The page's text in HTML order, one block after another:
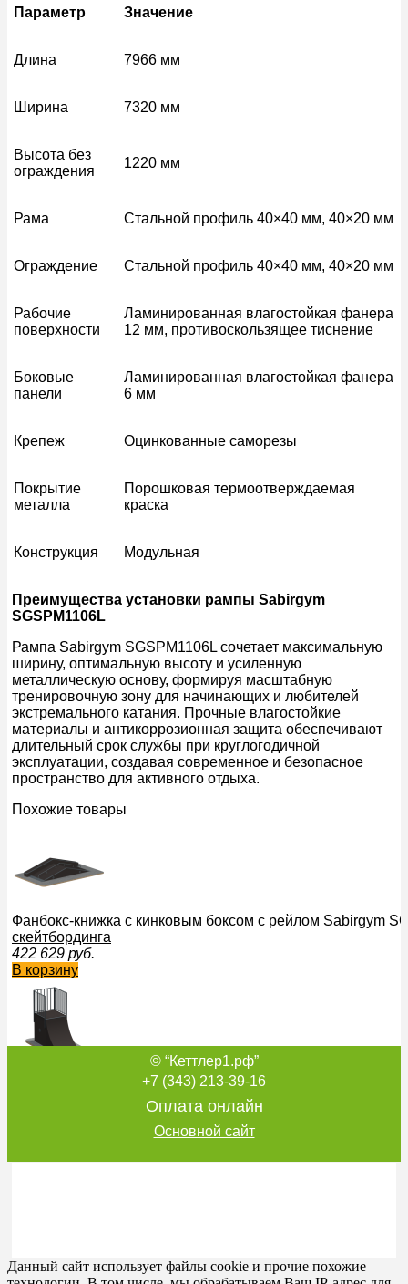
Параметр Значение
Длина 7966 мм
Ширина 7320 мм
Высота без
ограждения
1220 мм
Рама Стальной профиль 40×40 мм, 40×20 мм
Ограждение Стальной профиль 40×40 мм, 40×20 мм
Рабочие
поверхности
Ламинированная влагостойкая фанера
12 мм, противоскользящее тиснение
Боковые
панели
Ламинированная влагостойкая фанера
6 мм
Крепеж Оцинкованные саморезы
Покрытие
металла
Порошковая термоотверждаемая
краска
Конструкция Модульная
Преимущества установки рампы Sabirgym
SGSPM1106L
Рампа Sabirgym SGSPM1106L сочетает максимальную
ширину, оптимальную высоту и усиленную
металлическую основу, формируя масштабную
тренировочную зону для начинающих и любителей
экстремального катания. Прочные влагостойкие
материалы и антикоррозионная защита обеспечивают
длительный срок службы при круглогодичной
эксплуатации, создавая современное и безопасное
пространство для активного отдыха.
Похожие товары
Фанбокс-книжка с кинковым боксом с рейлом Sabirgym
скейтбординга
422 629 руб.
В корзину
Радиус Sabirgym SGSPM1001M для скейтбординга
В корзину
© “Кеттлер1.рф”
+7 (343) 213-39-16
Оплата онлайн
Основной сайт
Данный сайт использует файлы cookie и прочие похожие